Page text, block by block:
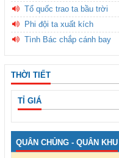
Tổ quốc trao ta bầu trời
Phi đội ta xuất kích
Tình Bác chắp cánh bay
THỜI TIẾT
TỈ GIÁ
QUÂN CHỦNG - QUÂN KHU